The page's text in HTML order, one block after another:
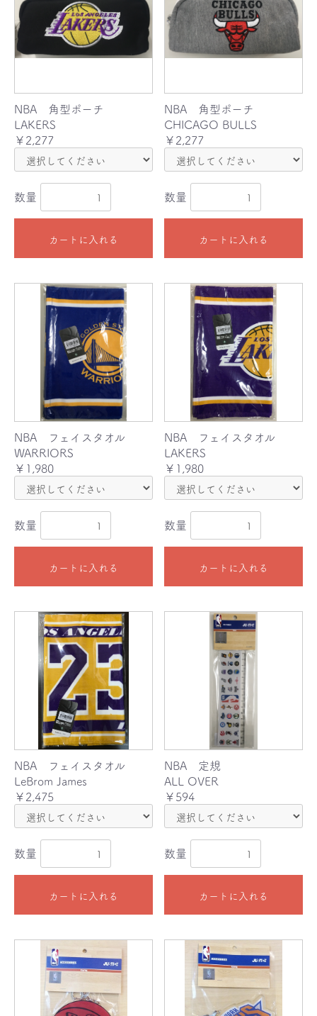
NBA 角型ポーチ
LAKERS
￥2,277
数量
カートに入れる
NBA 角型ポーチ
CHICAGO BULLS
￥2,277
数量
カートに入れる
NBA フェイスタオル
WARRIORS
￥1,980
数量
カートに入れる
NBA フェイスタオル
LAKERS
￥1,980
数量
カートに入れる
NBA フェイスタオル
LeBrom James
￥2,475
数量
カートに入れる
NBA 定規
ALL OVER
￥594
数量
カートに入れる